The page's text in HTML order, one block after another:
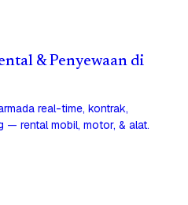
& Penyewaan di
real-time, kontrak,
— rental mobil, motor, & alat.